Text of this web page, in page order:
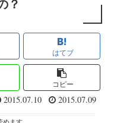
？
はてブ
コピー
2015.07.10 2015.07.09